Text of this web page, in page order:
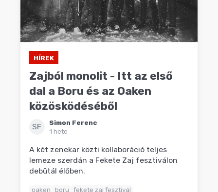
MÁSVILÁG
BLOG
HÍREK
Zajból monolit - Itt az első
dal a Boru és az Oaken
közösködéséből
SF
Simon Ferenc
1 hete
A két zenekar közti kollaboráció teljes
lemeze szerdán a Fekete Zaj fesztiválon
debütál élőben.
oaken boru fekete zaj fesztivál